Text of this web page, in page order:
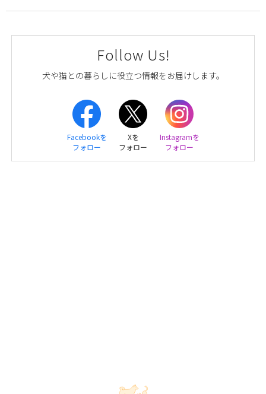
Follow Us!
犬や猫との暮らしに役立つ情報をお届けします。
Facebookを
フォロー
Xを
フォロー
Instagramを
フォロー